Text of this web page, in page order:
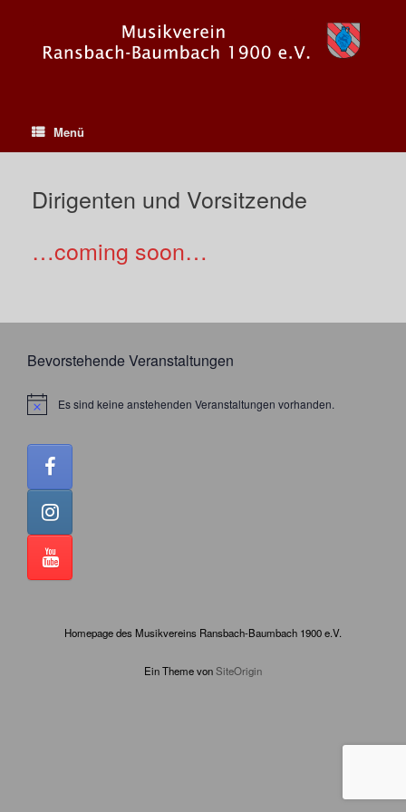
Menü
Dirigenten und Vorsitzende
…coming soon…
Bevorstehende Veranstaltungen
HinweisEs sind keine anstehenden Veranstaltungen vorhanden.
Homepage des Musikvereins Ransbach-Baumbach 1900 e.V.
Ein Theme vonSiteOrigin